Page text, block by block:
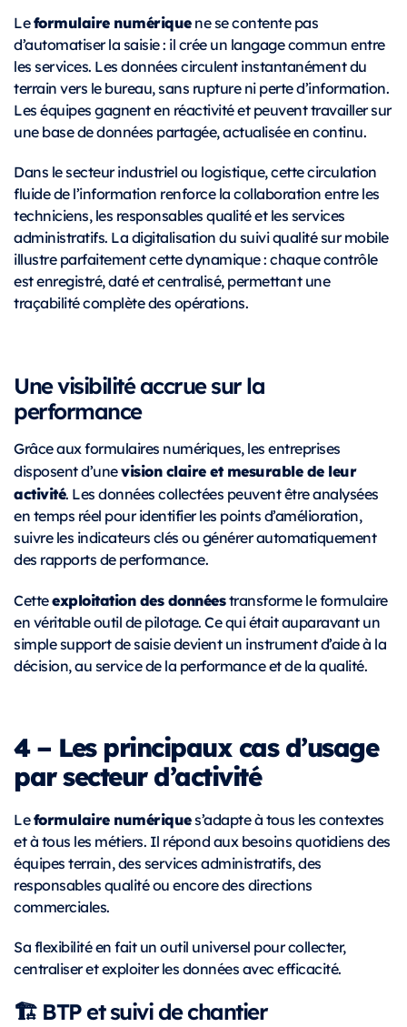
Leformulaire numériquene se contente pas
d’automatiser la saisie : il crée un langage commun entre
les services. Les données circulent instantanément du
terrain vers le bureau, sans rupture ni perte d’information.
Les équipes gagnent en réactivité et peuvent travailler sur
une base de données partagée, actualisée en continu.
Dans le secteur industriel ou logistique, cette circulation
fluide de l’information renforce la collaboration entre les
techniciens, les responsables qualité et les services
administratifs. La digitalisation du suivi qualité sur mobile
illustre parfaitement cette dynamique : chaque contrôle
est enregistré, daté et centralisé, permettant une
traçabilité complète des opérations.
Une visibilité accrue sur la
performance
Grâce aux formulaires numériques, les entreprises
disposent d’unevision claire et mesurable de leur
activité. Les données collectées peuvent être analysées
en temps réel pour identifier les points d’amélioration,
suivre les indicateurs clés ou générer automatiquement
des rapports de performance.
Cetteexploitation des donnéestransforme le formulaire
en véritable outil de pilotage. Ce qui était auparavant un
simple support de saisie devient un instrument d’aide à la
décision, au service de la performance et de la qualité.
4 – Les principaux cas d’usage
par secteur d’activité
Leformulaire numériques’adapte à tous les contextes
et à tous les métiers. Il répond aux besoins quotidiens des
équipes terrain, des services administratifs, des
responsables qualité ou encore des directions
commerciales.
Sa flexibilité en fait un outil universel pour collecter,
centraliser et exploiter les données avec efficacité.
🏗️ BTP et suivi de chantier